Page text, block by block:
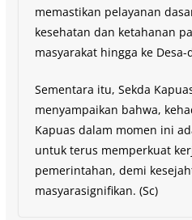
memastikan pelayanan
kesehatan dan ketahanan
masyarakat hingga ke Desa-
Sementara itu, Sekda
menyampaikan bahwa,
Kapuas dalam momen ini
untuk terus memperkuat
pemerintahan, demi
masyarasignifikan. (Sc)